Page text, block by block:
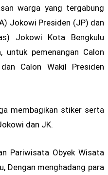
warga yang tergabung
Jokowi Presiden (JP) dan
Jokowi Kota Bengkulu
untuk pemenangan Calon
Calon Wakil Presiden
membagikan stiker serta
dan JK.
Pariwisata Obyek Wisata
Dengan menghadang para